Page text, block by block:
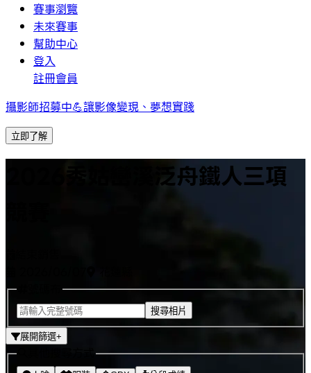
賽事瀏覽
未來賽事
幫助中心
登入
註冊會員
攝影師招募中💪讓影像變現、夢想實踐
立即了解
2026秀姑巒溪泛舟鐵人三項
搜尋相片
展開篩選+